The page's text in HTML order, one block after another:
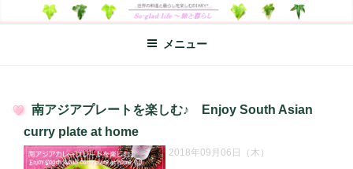
ン
ン
SO-GLAD LIFE～旅と暮らし
世界の料理のエッセイやレシピ、シンプルライフ、楽しい暮らしなどを
綴る、世界248か国を旅した松本あづさのDIARYです
メニュー
日:
南アジアプレートを楽しむ♪ Enjoy South Asian
curry plate at home
2018年09月06日（木）